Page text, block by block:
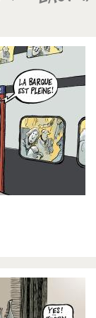
présidentielle US
et les armes
et ses crises
Of
Obama
II